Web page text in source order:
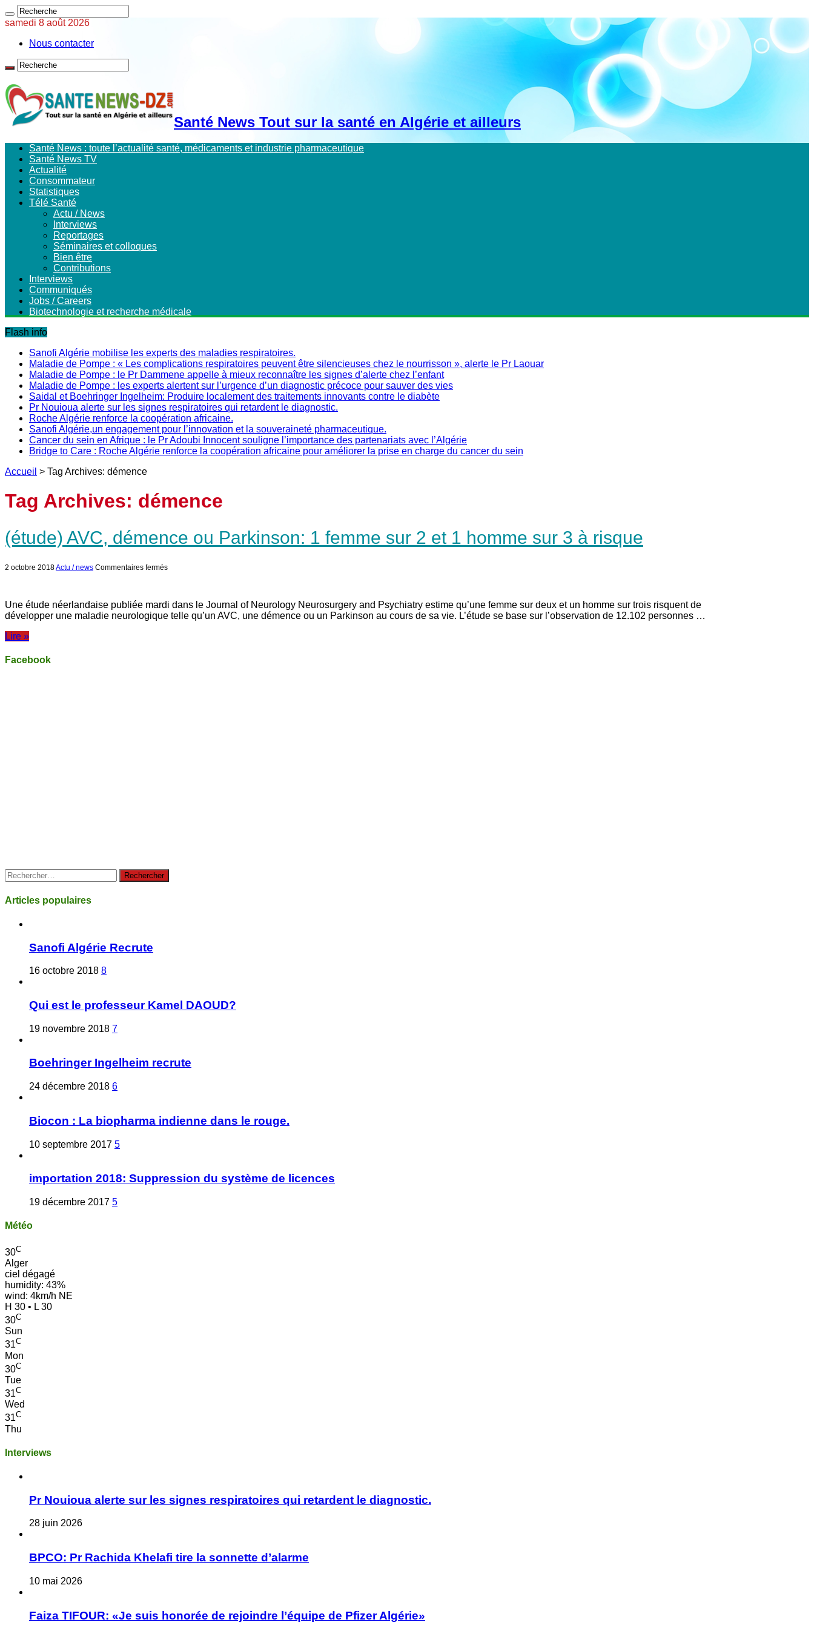
samedi 8 août 2026
Nous contacter
Santé News Tout sur la santé en Algérie et ailleurs
Santé News : toute l’actualité santé, médicaments et industrie pharmaceutique
Santé News TV
Actualité
Consommateur
Statistiques
Télé Santé
Actu / News
Interviews
Reportages
Séminaires et colloques
Bien être
Contributions
Interviews
Communiqués
Jobs / Careers
Biotechnologie et recherche médicale
Flash info
Sanofi Algérie mobilise les experts des maladies respiratoires.
Maladie de Pompe : « Les complications respiratoires peuvent être silencieuses chez le nourrisson », alerte le Pr Laouar
Maladie de Pompe : le Pr Dammene appelle à mieux reconnaître les signes d’alerte chez l’enfant
Maladie de Pompe : les experts alertent sur l’urgence d’un diagnostic précoce pour sauver des vies
Saidal et Boehringer Ingelheim: Produire localement des traitements innovants contre le diabète
Pr Nouioua alerte sur les signes respiratoires qui retardent le diagnostic.
Roche Algérie renforce la coopération africaine.
Sanofi Algérie,un engagement pour l’innovation et la souveraineté pharmaceutique.
Cancer du sein en Afrique : le Pr Adoubi Innocent souligne l’importance des partenariats avec l’Algérie
Bridge to Care : Roche Algérie renforce la coopération africaine pour améliorer la prise en charge du cancer du sein
Accueil > Tag Archives: démence
Tag Archives: démence
(étude) AVC, démence ou Parkinson: 1 femme sur 2 et 1 homme sur 3 à risque
2 octobre 2018Actu / news Commentaires ferméssur
ou
Parkinson:
1
Une étude néerlandaise publiée mardi dans le Journal of Neurology Neurosurgery and Psychiatry estime qu’une femme sur deux et un homme sur trois risquent de
développer une maladie neurologique telle qu’un AVC, une démence ou un Parkinson au cours de sa vie. L’étude se base sur l’observation de 12.102 personnes …
Lire »
Facebook
Rechercher :
Articles populaires
Sanofi Algérie Recrute
16 octobre 2018 8
Qui est le professeur Kamel DAOUD?
19 novembre 2018 7
Boehringer Ingelheim recrute
24 décembre 2018 6
Biocon : La biopharma indienne dans le rouge.
10 septembre 2017 5
importation 2018: Suppression du système de licences
19 décembre 2017 5
Météo
30C
Alger
ciel dégagé
humidity: 43%
wind: 4km/h NE
H 30 • L 30
30C
Sun
31C
Mon
30C
Tue
31C
Wed
31C
Thu
Interviews
Pr Nouioua alerte sur les signes respiratoires qui retardent le diagnostic.
28 juin 2026
BPCO: Pr Rachida Khelafi tire la sonnette d’alarme
10 mai 2026
Faiza TIFOUR: «Je suis honorée de rejoindre l’équipe de Pfizer Algérie»